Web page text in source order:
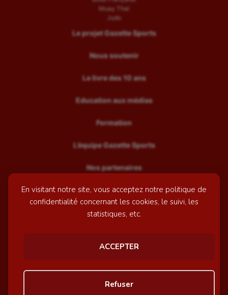
En visitant notre site, vous acceptez notre politique de
confidentialité concernant les cookies, le suivi, les
statistiques, etc.
ACCEPTER
Refuser
Muay Thaï
Judo
Le projet Gazette Sports
Nous soutenir
Le livre des 10 ans
Education aux médias
Formation
L’équipe Gazette Sports
Nos partenaires
Recrutement
Mentions légales
© GazetteSports - 2026 | Site internet réalisé par
Awelty